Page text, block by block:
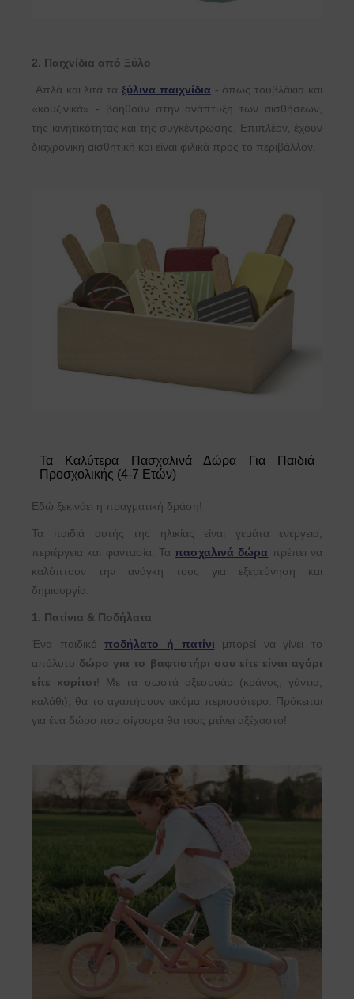
2. Παιχνίδια από Ξύλο
Απλά και λιτά τα ξύλινα παιχνίδια - όπως τουβλάκια και
«κουζινικά» - βοηθούν στην ανάπτυξη των αισθήσεων,
της κινητικότητας και της συγκέντρωσης. Επιπλέον, έχουν
διαχρονική αισθητική και είναι φιλικά προς το περιβάλλον.
Τα Καλύτερα Πασχαλινά Δώρα Για Παιδιά
Προσχολικής (4-7 Ετών)
Εδώ ξεκινάει η πραγματική δράση!
Τα παιδιά αυτής της ηλικίας είναι γεμάτα ενέργεια,
περιέργεια και φαντασία. Ταπασχαλινά δώρα πρέπει να
καλύπτουν την ανάγκη τους για εξερεύνηση και
δημιουργία.
1. Πατίνια & Ποδήλατα
Ένα παιδικόποδήλατο ή πατίνι μπορεί να γίνει το
απόλυτο δώρο για το βαφτιστήρι σου είτε είναι αγόρι
είτε κορίτσι! Με τα σωστά αξεσουάρ (κράνος, γάντια,
καλάθι), θα το αγαπήσουν ακόμα περισσότερο. Πρόκειται
για ένα δώρο που σίγουρα θα τους μείνει αξέχαστο!